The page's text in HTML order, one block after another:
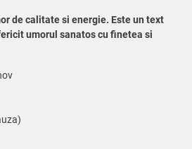
de calitate si energie. Este un text
umorul sanatos cu finetea si